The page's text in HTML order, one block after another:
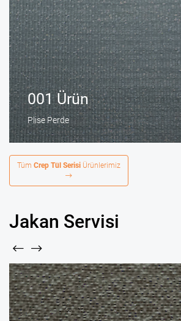
001 Ürün
Plise Perde
Tüm Crep Tül Serisi Ürünlerimiz
Jakan Servisi